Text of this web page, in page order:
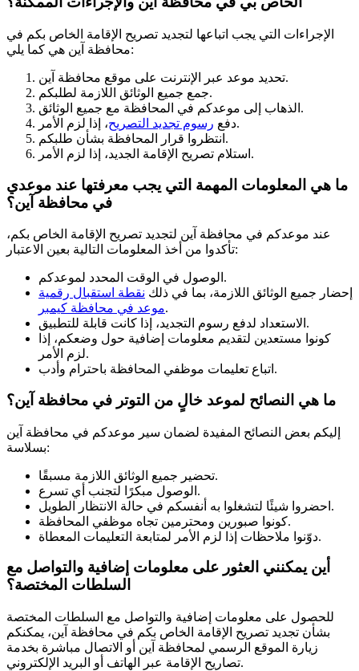
الإجراءات التي يجب اتباعها لتجديد تصريح الإقامة الخاص بكم في
محافظة آين هي كما يلي:
تحديد موعد عبر الإنترنت على موقع محافظة آين.
جمع جميع الوثائق اللازمة لطلبكم.
الذهاب إلى موعدكم في المحافظة مع جميع الوثائق.
دفع رسوم تجديد التصريح
، إذا لزم الأمر.
انتظروا قرار المحافظة بشأن طلبكم.
استلام تصريح الإقامة الجديد، إذا لزم الأمر.
ما هي المعلومات المهمة التي يجب معرفتها عند موعدي
في محافظة آين؟
عند موعدكم في محافظة آين لتجديد تصريح الإقامة الخاص بكم،
تأكدوا من أخذ المعلومات التالية بعين الاعتبار:
الوصول في الوقت المحدد لموعدكم.
إحضار جميع الوثائق اللازمة، بما في ذلك نقطة استقبال رقمية
موعد في محافظة كيمبر.
الاستعداد لدفع رسوم التجديد، إذا كانت قابلة للتطبيق.
كونوا مستعدين لتقديم معلومات إضافية حول وضعكم، إذا
لزم الأمر.
اتباع تعليمات موظفي المحافظة باحترام وأدب.
ما هي النصائح لموعد خالٍ من التوتر في محافظة آين؟
إليكم بعض النصائح المفيدة لضمان سير موعدكم في محافظة آين
بسلاسة:
تحضير جميع الوثائق اللازمة مسبقًا.
الوصول مبكرًا لتجنب أي تسرع.
احضروا شيئًا لتشغلوا به أنفسكم في حالة الانتظار الطويل.
كونوا صبورين ومحترمين تجاه موظفي المحافظة.
دوّنوا ملاحظات إذا لزم الأمر لمتابعة التعليمات المعطاة.
أين يمكنني العثور على معلومات إضافية والتواصل مع
السلطات المختصة؟
للحصول على معلومات إضافية والتواصل مع السلطات المختصة
بشأن تجديد تصريح الإقامة الخاص بكم في محافظة آين، يمكنكم
زيارة الموقع الرسمي لمحافظة آين أو الاتصال مباشرة بخدمة
تصاريح الإقامة عبر الهاتف أو البريد الإلكتروني.